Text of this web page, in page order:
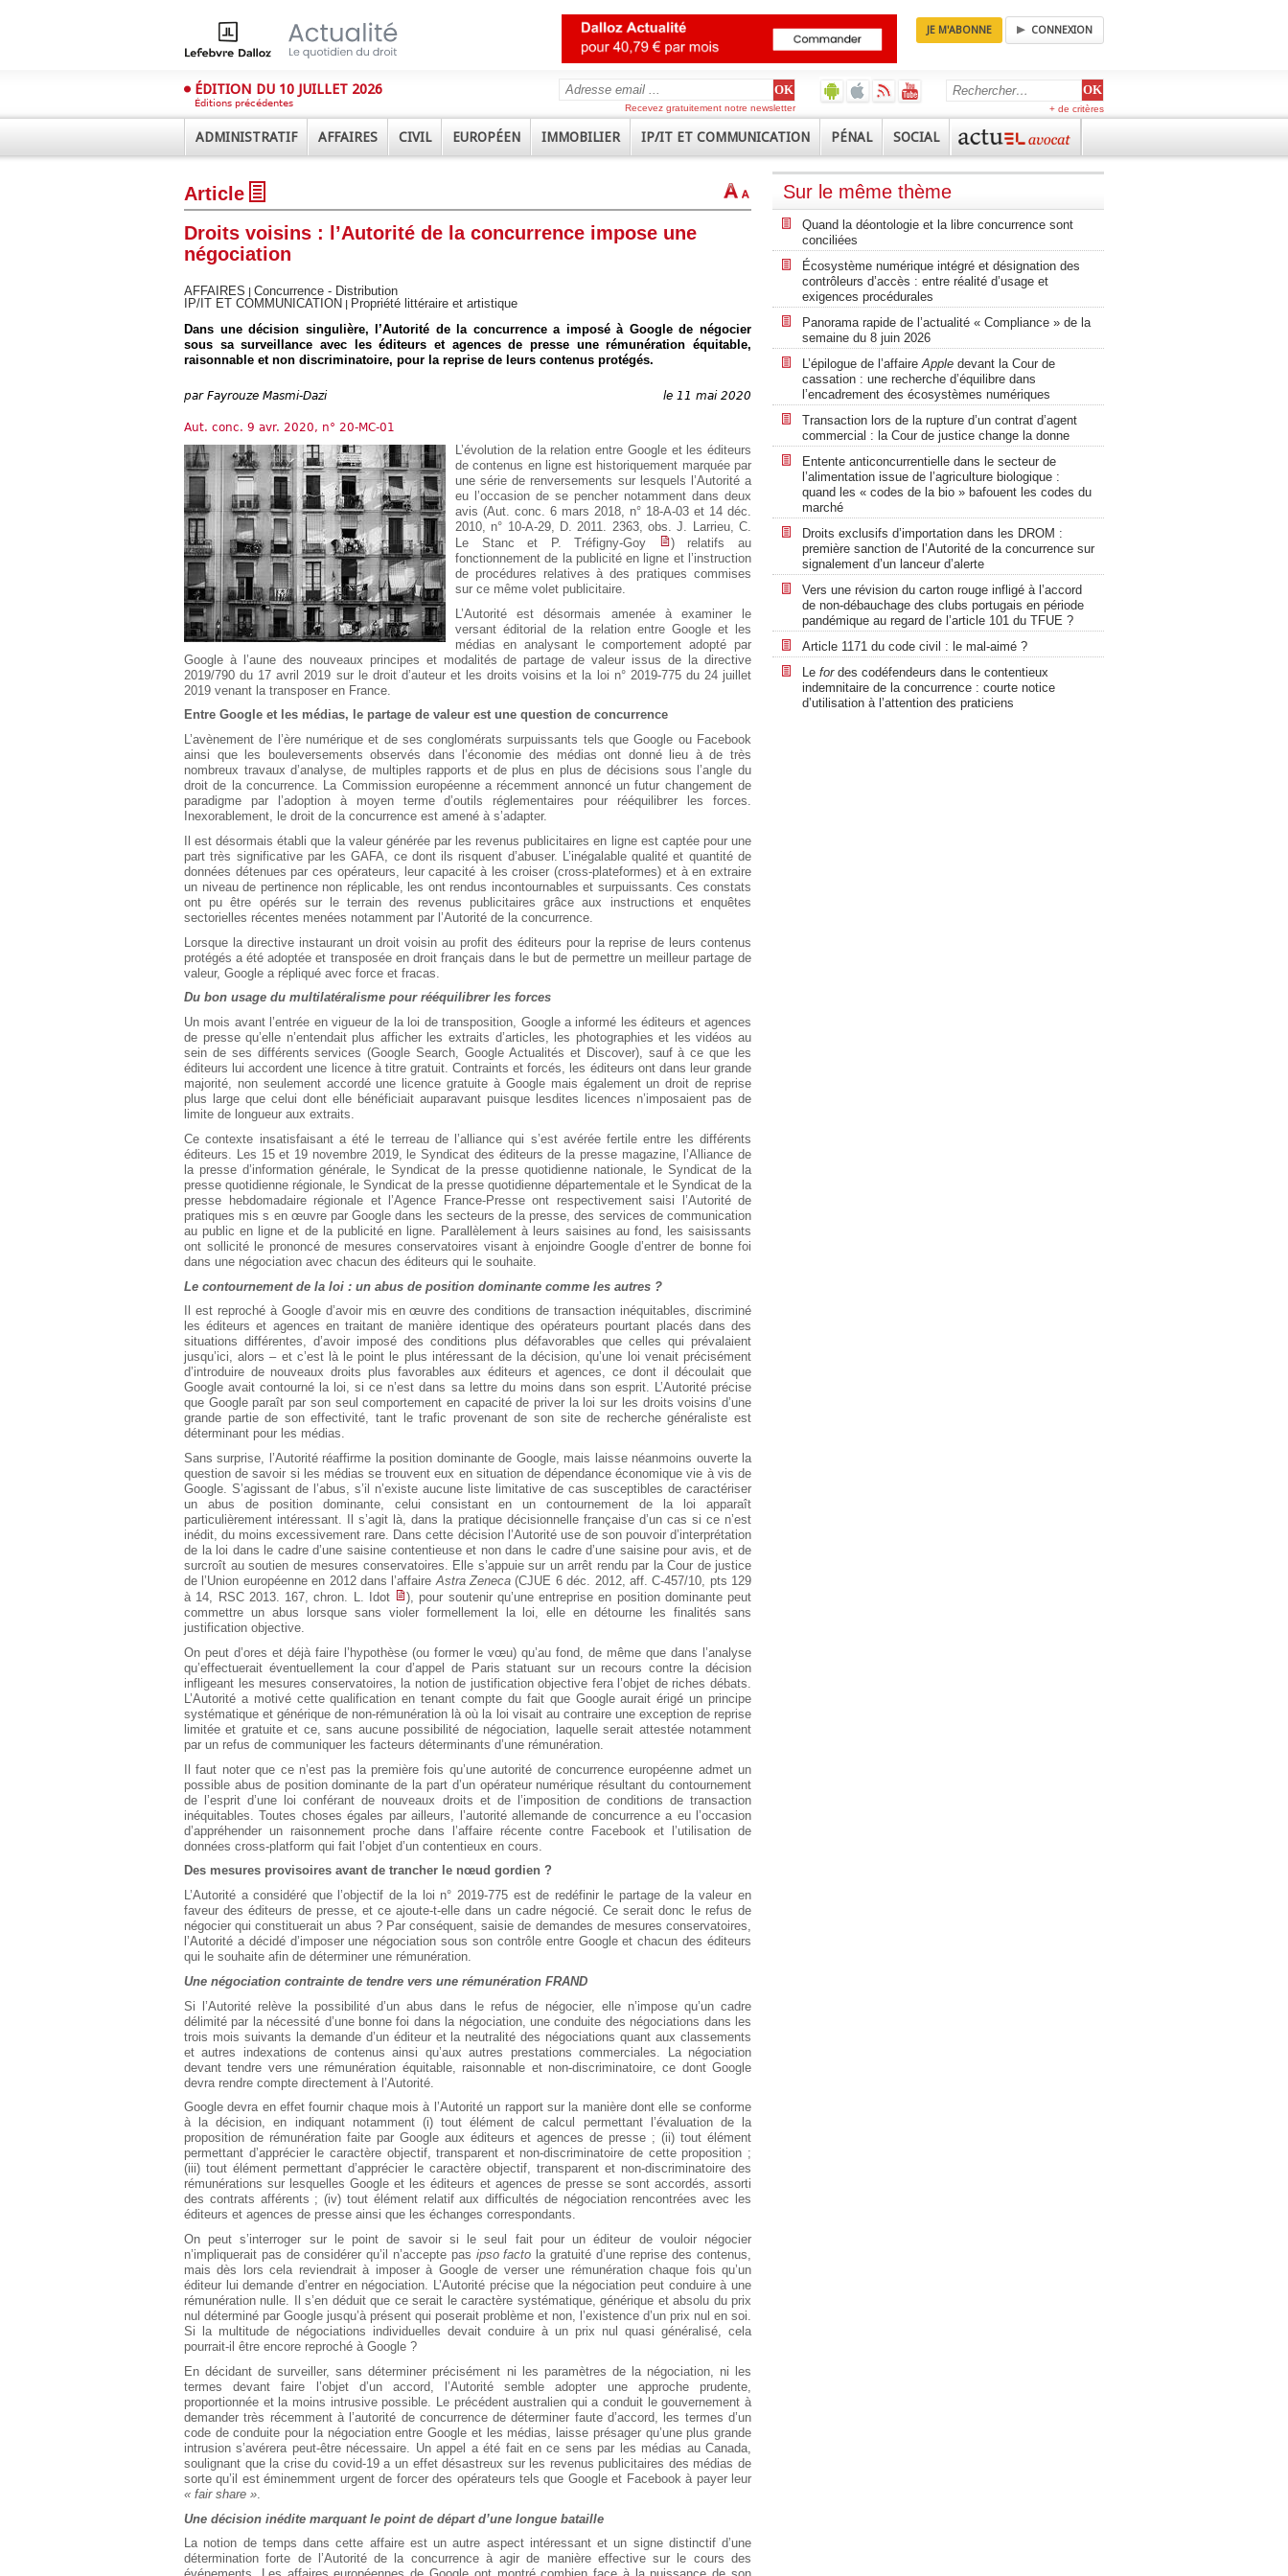
JE M'ABONNE CONNEXION
ÉDITION DU 10 JUILLET 2026
Éditions précédentes
+ de critères
Recevez gratuitement notre newsletter
ADMINISTRATIF AFFAIRES CIVIL EUROPÉEN IMMOBILIER IP/IT ET COMMUNICATION PÉNAL SOCIAL
Article
Droits voisins : l’Autorité de la concurrence impose une
négociation
AFFAIRES
Concurrence - Distribution
IP/IT ET COMMUNICATION
Propriété littéraire et artistique
Dans une décision singulière, l’Autorité de la concurrence a imposé à Google de négocier
sous sa surveillance avec les éditeurs et agences de presse une rémunération équitable,
raisonnable et non discriminatoire, pour la reprise de leurs contenus protégés.
par Fayrouze Masmi-Dazi le 11 mai 2020
Aut. conc. 9 avr. 2020, n° 20-MC-01
L’évolution de la relation entre Google et les éditeurs
de contenus en ligne est historiquement marquée par
une série de renversements sur lesquels l’Autorité a
eu l’occasion de se pencher notamment dans deux
avis (Aut. conc. 6 mars 2018, n° 18-A-03 et 14 déc.
2010, n° 10-A-29, D. 2011. 2363, obs. J. Larrieu, C.
Le Stanc et P. Tréfigny-Goy
) relatifs au
fonctionnement de la publicité en ligne et l’instruction
de procédures relatives à des pratiques commises
sur ce même volet publicitaire.
L’Autorité est désormais amenée à examiner le
versant éditorial de la relation entre Google et les
médias en analysant le comportement adopté par
Google à l’aune des nouveaux principes et modalités de partage de valeur issus de la directive
2019/790 du 17 avril 2019 sur le droit d’auteur et les droits voisins et la loi n° 2019-775 du 24 juillet
2019 venant la transposer en France.
Entre Google et les médias, le partage de valeur est une question de concurrence
L’avènement de l’ère numérique et de ses conglomérats surpuissants tels que Google ou Facebook
ainsi que les bouleversements observés dans l’économie des médias ont donné lieu à de très
nombreux travaux d’analyse, de multiples rapports et de plus en plus de décisions sous l’angle du
droit de la concurrence. La Commission européenne a récemment annoncé un futur changement de
paradigme par l’adoption à moyen terme d’outils réglementaires pour rééquilibrer les forces.
Inexorablement, le droit de la concurrence est amené à s’adapter.
Il est désormais établi que la valeur générée par les revenus publicitaires en ligne est captée pour une
part très significative par les GAFA, ce dont ils risquent d’abuser. L’inégalable qualité et quantité de
données détenues par ces opérateurs, leur capacité à les croiser (cross-plateformes) et à en extraire
un niveau de pertinence non réplicable, les ont rendus incontournables et surpuissants. Ces constats
ont pu être opérés sur le terrain des revenus publicitaires grâce aux instructions et enquêtes
sectorielles récentes menées notamment par l’Autorité de la concurrence.
Lorsque la directive instaurant un droit voisin au profit des éditeurs pour la reprise de leurs contenus
protégés a été adoptée et transposée en droit français dans le but de permettre un meilleur partage de
valeur, Google a répliqué avec force et fracas.
Du bon usage du multilatéralisme pour rééquilibrer les forces
Un mois avant l’entrée en vigueur de la loi de transposition, Google a informé les éditeurs et agences
de presse qu’elle n’entendait plus afficher les extraits d’articles, les photographies et les vidéos au
sein de ses différents services (Google Search, Google Actualités et Discover), sauf à ce que les
éditeurs lui accordent une licence à titre gratuit. Contraints et forcés, les éditeurs ont dans leur grande
majorité, non seulement accordé une licence gratuite à Google mais également un droit de reprise
plus large que celui dont elle bénéficiait auparavant puisque lesdites licences n’imposaient pas de
limite de longueur aux extraits.
Ce contexte insatisfaisant a été le terreau de l’alliance qui s’est avérée fertile entre les différents
éditeurs. Les 15 et 19 novembre 2019, le Syndicat des éditeurs de la presse magazine, l’Alliance de
la presse d’information générale, le Syndicat de la presse quotidienne nationale, le Syndicat de la
presse quotidienne régionale, le Syndicat de la presse quotidienne départementale et le Syndicat de la
presse hebdomadaire régionale et l’Agence France-Presse ont respectivement saisi l’Autorité de
pratiques mis s en œuvre par Google dans les secteurs de la presse, des services de communication
au public en ligne et de la publicité en ligne. Parallèlement à leurs saisines au fond, les saisissants
ont sollicité le prononcé de mesures conservatoires visant à enjoindre Google d’entrer de bonne foi
dans une négociation avec chacun des éditeurs qui le souhaite.
Le contournement de la loi : un abus de position dominante comme les autres ?
Il est reproché à Google d’avoir mis en œuvre des conditions de transaction inéquitables, discriminé
les éditeurs et agences en traitant de manière identique des opérateurs pourtant placés dans des
situations différentes, d’avoir imposé des conditions plus défavorables que celles qui prévalaient
jusqu’ici, alors – et c’est là le point le plus intéressant de la décision, qu’une loi venait précisément
d’introduire de nouveaux droits plus favorables aux éditeurs et agences, ce dont il découlait que
Google avait contourné la loi, si ce n’est dans sa lettre du moins dans son esprit. L’Autorité précise
que Google paraît par son seul comportement en capacité de priver la loi sur les droits voisins d’une
grande partie de son effectivité, tant le trafic provenant de son site de recherche généraliste est
déterminant pour les médias.
Sans surprise, l’Autorité réaffirme la position dominante de Google, mais laisse néanmoins ouverte la
question de savoir si les médias se trouvent eux en situation de dépendance économique vie à vis de
Google. S’agissant de l’abus, s’il n’existe aucune liste limitative de cas susceptibles de caractériser
un abus de position dominante, celui consistant en un contournement de la loi apparaît
particulièrement intéressant. Il s’agit là, dans la pratique décisionnelle française d’un cas si ce n’est
inédit, du moins excessivement rare. Dans cette décision l’Autorité use de son pouvoir d’interprétation
de la loi dans le cadre d’une saisine contentieuse et non dans le cadre d’une saisine pour avis, et de
surcroît au soutien de mesures conservatoires. Elle s’appuie sur un arrêt rendu par la Cour de justice
de l’Union européenne en 2012 dans l’affaireAstra Zeneca (CJUE 6 déc. 2012, aff. C-457/10, pts 129
à 14, RSC 2013. 167, chron. L. Idot
), pour soutenir qu’une entreprise en position dominante peut
commettre un abus lorsque sans violer formellement la loi, elle en détourne les finalités sans
justification objective.
On peut d’ores et déjà faire l’hypothèse (ou former le vœu) qu’au fond, de même que dans l’analyse
qu’effectuerait éventuellement la cour d’appel de Paris statuant sur un recours contre la décision
infligeant les mesures conservatoires, la notion de justification objective fera l’objet de riches débats.
L’Autorité a motivé cette qualification en tenant compte du fait que Google aurait érigé un principe
systématique et générique de non-rémunération là où la loi visait au contraire une exception de reprise
limitée et gratuite et ce, sans aucune possibilité de négociation, laquelle serait attestée notamment
par un refus de communiquer les facteurs déterminants d’une rémunération.
Il faut noter que ce n’est pas la première fois qu’une autorité de concurrence européenne admet un
possible abus de position dominante de la part d’un opérateur numérique résultant du contournement
de l’esprit d’une loi conférant de nouveaux droits et de l’imposition de conditions de transaction
inéquitables. Toutes choses égales par ailleurs, l’autorité allemande de concurrence a eu l’occasion
d’appréhender un raisonnement proche dans l’affaire récente contre Facebook et l’utilisation de
données cross-platform qui fait l’objet d’un contentieux en cours.
Des mesures provisoires avant de trancher le nœud gordien ?
L’Autorité a considéré que l’objectif de la loi n° 2019-775 est de redéfinir le partage de la valeur en
faveur des éditeurs de presse, et ce ajoute-t-elle dans un cadre négocié. Ce serait donc le refus de
négocier qui constituerait un abus ? Par conséquent, saisie de demandes de mesures conservatoires,
l’Autorité a décidé d’imposer une négociation sous son contrôle entre Google et chacun des éditeurs
qui le souhaite afin de déterminer une rémunération.
Une négociation contrainte de tendre vers une rémunération FRAND
Si l’Autorité relève la possibilité d’un abus dans le refus de négocier, elle n’impose qu’un cadre
délimité par la nécessité d’une bonne foi dans la négociation, une conduite des négociations dans les
trois mois suivants la demande d’un éditeur et la neutralité des négociations quant aux classements
et autres indexations de contenus ainsi qu’aux autres prestations commerciales. La négociation
devant tendre vers une rémunération équitable, raisonnable et non-discriminatoire, ce dont Google
devra rendre compte directement à l’Autorité.
Google devra en effet fournir chaque mois à l’Autorité un rapport sur la manière dont elle se conforme
à la décision, en indiquant notamment (i) tout élément de calcul permettant l’évaluation de la
proposition de rémunération faite par Google aux éditeurs et agences de presse ; (ii) tout élément
permettant d’apprécier le caractère objectif, transparent et non-discriminatoire de cette proposition ;
(iii) tout élément permettant d’apprécier le caractère objectif, transparent et non-discriminatoire des
rémunérations sur lesquelles Google et les éditeurs et agences de presse se sont accordés, assorti
des contrats afférents ; (iv) tout élément relatif aux difficultés de négociation rencontrées avec les
éditeurs et agences de presse ainsi que les échanges correspondants.
On peut s’interroger sur le point de savoir si le seul fait pour un éditeur de vouloir négocier
n’impliquerait pas de considérer qu’il n’accepte pas ipso facto la gratuité d’une reprise des contenus,
mais dès lors cela reviendrait à imposer à Google de verser une rémunération chaque fois qu’un
éditeur lui demande d’entrer en négociation. L’Autorité précise que la négociation peut conduire à une
rémunération nulle. Il s’en déduit que ce serait le caractère systématique, générique et absolu du prix
nul déterminé par Google jusqu’à présent qui poserait problème et non, l’existence d’un prix nul en soi.
Si la multitude de négociations individuelles devait conduire à un prix nul quasi généralisé, cela
pourrait-il être encore reproché à Google ?
En décidant de surveiller, sans déterminer précisément ni les paramètres de la négociation, ni les
termes devant faire l’objet d’un accord, l’Autorité semble adopter une approche prudente,
proportionnée et la moins intrusive possible. Le précédent australien qui a conduit le gouvernement à
demander très récemment à l’autorité de concurrence de déterminer faute d’accord, les termes d’un
code de conduite pour la négociation entre Google et les médias, laisse présager qu’une plus grande
intrusion s’avérera peut-être nécessaire. Un appel a été fait en ce sens par les médias au Canada,
soulignant que la crise du covid-19 a un effet désastreux sur les revenus publicitaires des médias de
sorte qu’il est éminemment urgent de forcer des opérateurs tels que Google et Facebook à payer leur
« fair share »
Une décision inédite marquant le point de départ d’une longue bataille
La notion de temps dans cette affaire est un autre aspect intéressant et un signe distinctif d’une
détermination forte de l’Autorité de la concurrence à agir de manière effective sur le cours des
Sur le même thème
Quand la déontologie et la libre concurrence sont
conciliées
Écosystème numérique intégré et désignation des
contrôleurs d’accès : entre réalité d’usage et
exigences procédurales
Panorama rapide de l’actualité « Compliance » de la
semaine du 8 juin 2026
L’épilogue de l’affaireApple devant la Cour de
cassation : une recherche d’équilibre dans
l’encadrement des écosystèmes numériques
Transaction lors de la rupture d’un contrat d’agent
commercial : la Cour de justice change la donne
Entente anticoncurrentielle dans le secteur de
l’alimentation issue de l’agriculture biologique :
quand les « codes de la bio » bafouent les codes du
marché
Droits exclusifs d’importation dans les DROM :
première sanction de l’Autorité de la concurrence sur
signalement d’un lanceur d’alerte
Vers une révision du carton rouge infligé à l’accord
de non-débauchage des clubs portugais en période
pandémique au regard de l’article 101 du TFUE ?
Article 1171 du code civil : le mal-aimé ?
Le fordes codéfendeurs dans le contentieux
indemnitaire de la concurrence : courte notice
d’utilisation à l’attention des praticiens